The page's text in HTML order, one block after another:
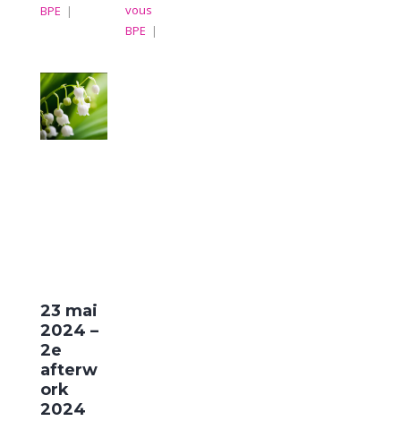
BPE |
vous
BPE |
23 mai
2024 –
2e
afterw
ork
2024